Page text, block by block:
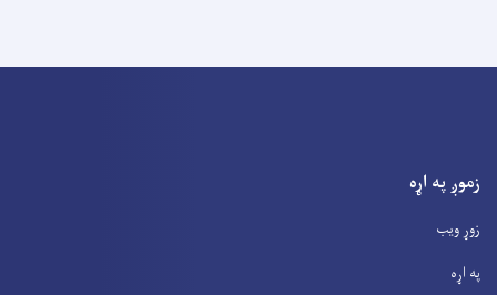
زموږ په اړه
زوړ ویب
په اړه